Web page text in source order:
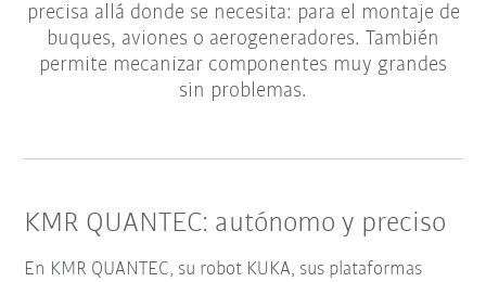
precisa allá donde se necesita: para el montaje de
buques, aviones o aerogeneradores. También
permite mecanizar componentes muy grandes
sin problemas.
KMR QUANTEC: autónomo y preciso
En KMR QUANTEC, su robot KUKA, sus plataformas